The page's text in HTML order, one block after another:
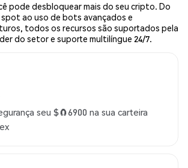
pode desbloquear mais do seu cripto. Do
ao uso de bots avançados e
todos os recursos são suportados pela
do setor e suporte multilíngue 24/7.
seu $🧲6900 na sua carteira